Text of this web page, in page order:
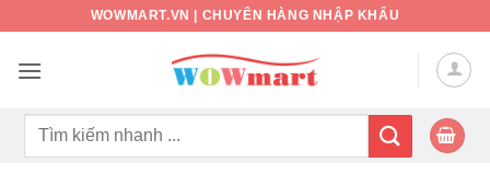
nội
WOWMART.VN | CHUYÊN HÀNG NHẬP KHẨU
Tìm